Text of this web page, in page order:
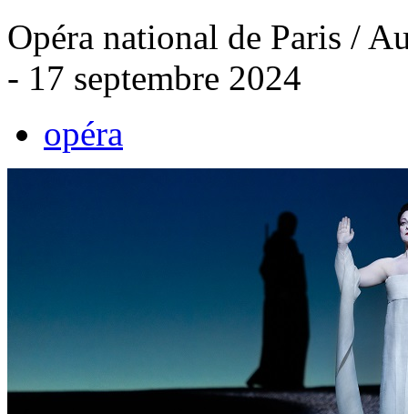
Opéra national de Paris /
- 17 septembre 2024
opéra